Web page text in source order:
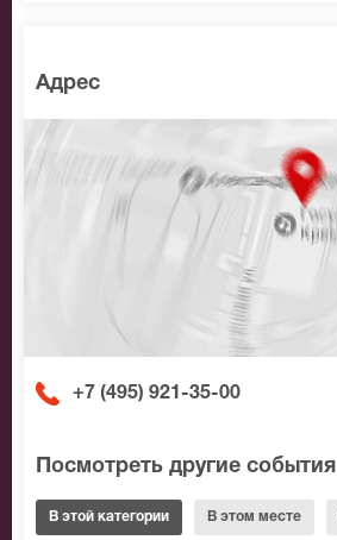
Адрес
+7 (495) 921-35-00
Посмотреть другие события
В этой категории В этом месте